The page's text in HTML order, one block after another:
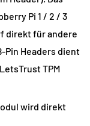
Pi 1 / 2 / 3
direkt für andere
Pin Headers dient
TPM
wird direkt